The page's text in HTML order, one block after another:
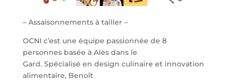
– Assaisonnements à tailler –
OCNI c’est une équipe passionnée de 8
personnes basée à Alès dans le
Gard. Spécialisé en design culinaire et innovation
alimentaire, Benoît